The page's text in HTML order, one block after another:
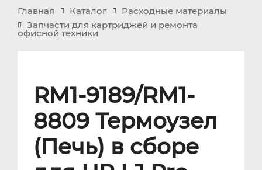
Главная Каталог
Расходные материалы
Запчасти для картриджей и ремонта
офисной техники
RM1-9189/RM1-
8809 Термоузел
(Печь) в сборе